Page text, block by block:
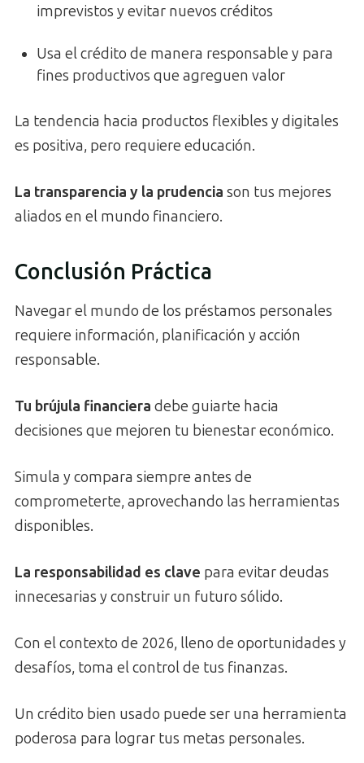
imprevistos y evitar nuevos créditos
Usa el crédito de manera responsable y para
fines productivos que agreguen valor
La tendencia hacia productos flexibles y digitales
es positiva, pero requiere educación.
La transparencia y la prudencia son tus mejores
aliados en el mundo financiero.
Conclusión Práctica
Navegar el mundo de los préstamos personales
requiere información, planificación y acción
responsable.
Tu brújula financiera debe guiarte hacia
decisiones que mejoren tu bienestar económico.
Simula y compara siempre antes de
comprometerte, aprovechando las herramientas
disponibles.
La responsabilidad es clave para evitar deudas
innecesarias y construir un futuro sólido.
Con el contexto de 2026, lleno de oportunidades y
desafíos, toma el control de tus finanzas.
Un crédito bien usado puede ser una herramienta
poderosa para lograr tus metas personales.